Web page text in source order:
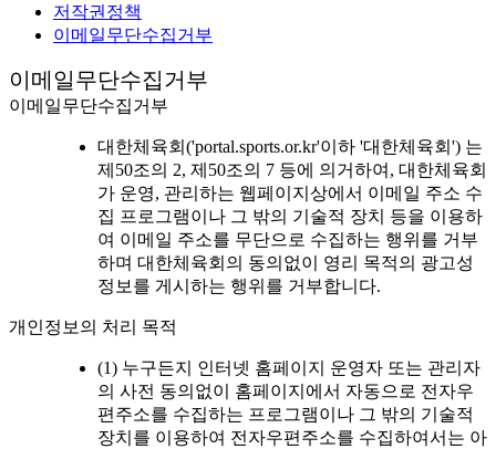
저작권정책
이메일무단수집거부
이메일무단수집거부
이메일무단수집거부
대한체육회('portal.sports.or.kr'이하 '대한체육회') 는
제50조의 2, 제50조의 7 등에 의거하여, 대한체육회
가 운영, 관리하는 웹페이지상에서 이메일 주소 수
집 프로그램이나 그 밖의 기술적 장치 등을 이용하
여 이메일 주소를 무단으로 수집하는 행위를 거부
하며 대한체육회의 동의없이 영리 목적의 광고성
정보를 게시하는 행위를 거부합니다.
개인정보의 처리 목적
(1) 누구든지 인터넷 홈페이지 운영자 또는 관리자
의 사전 동의없이 홈페이지에서 자동으로 전자우
편주소를 수집하는 프로그램이나 그 밖의 기술적
장치를 이용하여 전자우편주소를 수집하여서는 아